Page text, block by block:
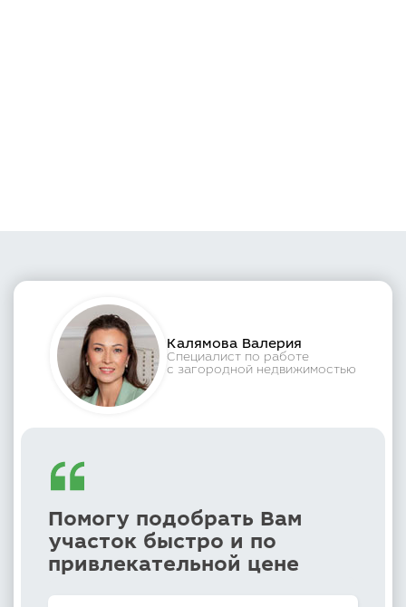
Калямова Валерия
Специалист по работе
с загородной недвижимостью
Помогу подобрать Вам
участок быстро и по
привлекательной цене